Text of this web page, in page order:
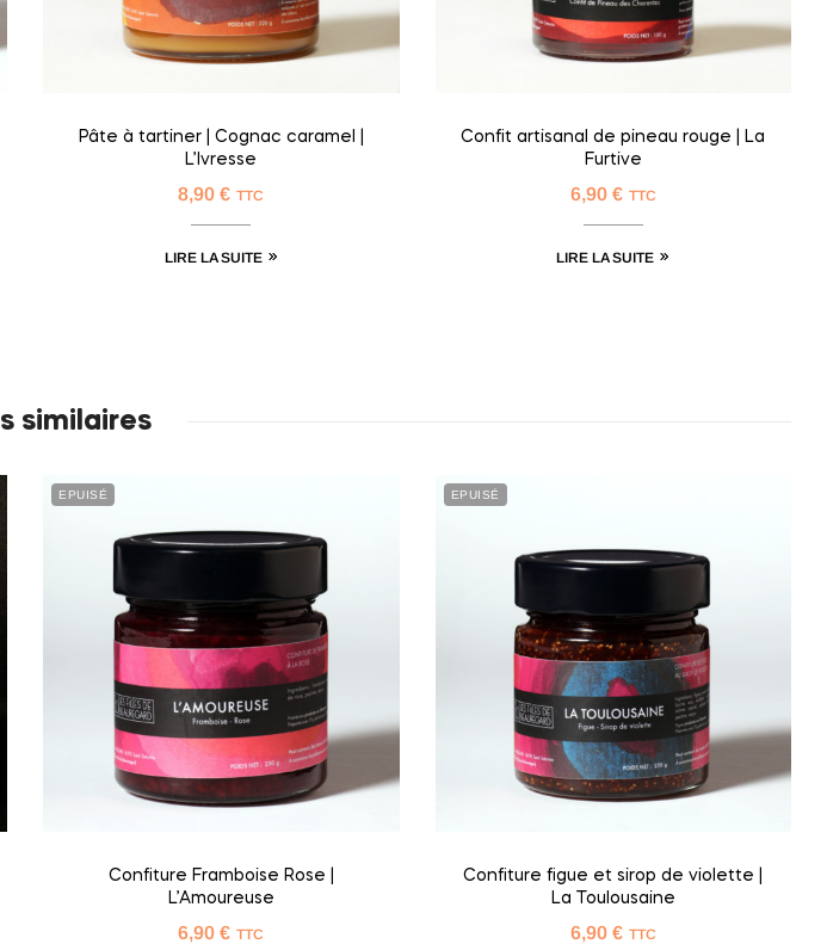
Pâte à tartiner | Cognac caramel |
L’Ivresse
8,90€ TTC
LIRE LA SUITE
Confit artisanal de pineau rouge | La
Furtive
6,90 € TTC
LIRE LA SUITE
similaires
EPUISÉ
Confiture Framboise Rose |
L’Amoureuse
6,90€ TTC
EPUISÉ
Confiture figue et sirop de violette |
La Toulousaine
6,90 € TTC